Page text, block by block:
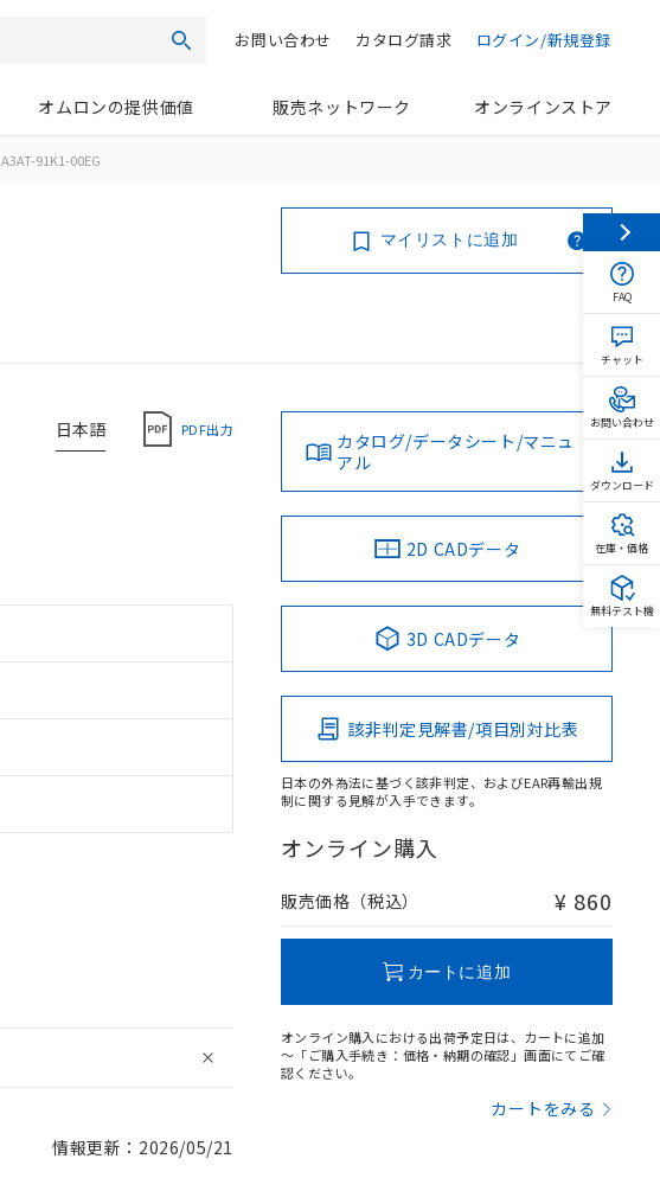
検索 ログイン/新規登録
カタログ請求
お問い合わせ
オムロンの提供価値 販売ネットワーク オンラインストア
A3AT-91K1-00EG
マイリストに追加
日本語 PDF出力
情報更新：2026/05/21
カタログ/データシート/マニュ
アル
2D CADデータ
3D CADデータ
該非判定見解書/項目別対比表
日本の外為法に基づく該非判定、およびEAR再輸出規
制に関する見解が入手できます。
オンライン購入
販売価格（税込） ¥ 860
カートに追加
オンライン購入における出荷予定日は、カートに追加
～「ご購入手続き：価格・納期の確認」画面にてご確
認ください。
カートをみる
FAQ
チャット
お問い合わせ
ダウンロード
在庫・価格
無料テスト機